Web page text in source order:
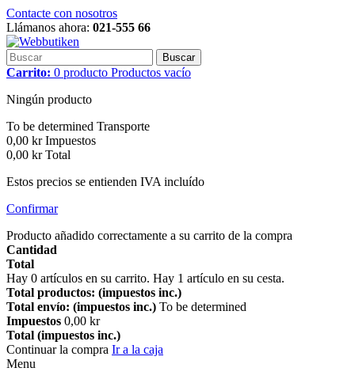
Contacte con nosotros
Llámanos ahora: 021-555 66
Buscar
Carrito: 0 producto Productos vacío
Ningún producto
To be determined Transporte
0,00 kr Impuestos
0,00 kr Total
Estos precios se entienden IVA incluído
Confirmar
Producto añadido correctamente a su carrito de la compra
Cantidad
Total
Hay 0 artículos en su carrito. Hay 1 artículo en su cesta.
Total productos: (impuestos inc.)
Total envío: (impuestos inc.) To be determined
Impuestos 0,00 kr
Total (impuestos inc.)
Continuar la compra Ir a la caja
Menu